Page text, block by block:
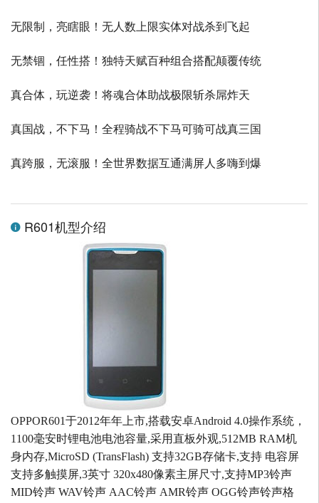
无限制，亮瞎眼！无人数上限实体对战杀到飞起
无禁锢，任性搭！独特天赋百种组合搭配颠覆传统
真合体，玩逆袭！将魂合体助战极限斩杀屌炸天
真国战，不下马！全程骑战不下马可骑可战真三国
真跨服，无滚服！全世界数据互通满屏人多嗨到爆
R601机型介绍
OPPOR601于2012年年上市,搭载安卓Android 4.0操作系统，
1100毫安时锂电池电池容量,采用直板外观,512MB RAM机
身内存,MicroSD (TransFlash) 支持32GB存储卡,支持 电容屏
支持多触摸屏,3英寸 320x480像素主屏尺寸,支持MP3铃声
MID铃声 WAV铃声 AAC铃声 AMR铃声 OGG铃声铃声格